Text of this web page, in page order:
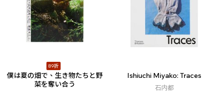
89折
僕は夏の畑で、生き物たちと野
菜を奪い合う
Ishiuchi Miyako: Traces
石内都